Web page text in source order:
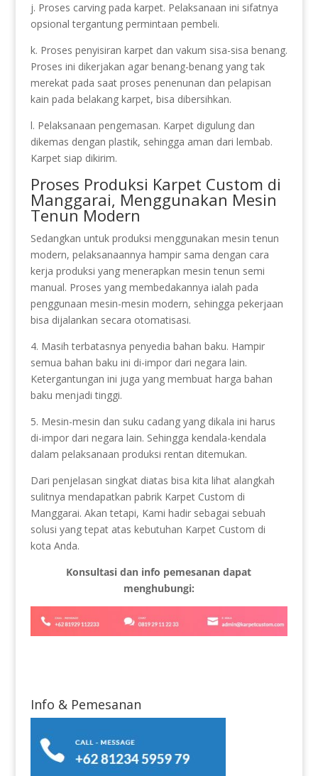
j. Proses carving pada karpet. Pelaksanaan ini sifatnya
opsional tergantung permintaan pembeli.
k. Proses penyisiran karpet dan vakum sisa-sisa benang.
Proses ini dikerjakan agar benang-benang yang tak
merekat pada saat proses penenunan dan pelapisan
kain pada belakang karpet, bisa dibersihkan.
l. Pelaksanaan pengemasan. Karpet digulung dan
dikemas dengan plastik, sehingga aman dari lembab.
Karpet siap dikirim.
Proses Produksi Karpet Custom di
Manggarai, Menggunakan Mesin
Tenun Modern
Sedangkan untuk produksi menggunakan mesin tenun
modern, pelaksanaannya hampir sama dengan cara
kerja produksi yang menerapkan mesin tenun semi
manual. Proses yang membedakannya ialah pada
penggunaan mesin-mesin modern, sehingga pekerjaan
bisa dijalankan secara otomatisasi.
4. Masih terbatasnya penyedia bahan baku. Hampir
semua bahan baku ini di-impor dari negara lain.
Ketergantungan ini juga yang membuat harga bahan
baku menjadi tinggi.
5. Mesin-mesin dan suku cadang yang dikala ini harus
di-impor dari negara lain. Sehingga kendala-kendala
dalam pelaksanaan produksi rentan ditemukan.
Dari penjelasan singkat diatas bisa kita lihat alangkah
sulitnya mendapatkan pabrik Karpet Custom di
Manggarai. Akan tetapi, Kami hadir sebagai sebuah
solusi yang tepat atas kebutuhan Karpet Custom di
kota Anda.
Konsultasi dan info pemesanan dapat
menghubungi:
Info & Pemesanan